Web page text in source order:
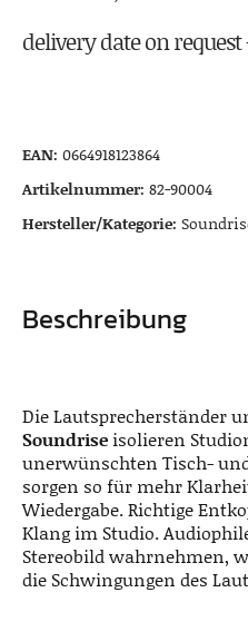
delivery date on request
EAN: 0664918123864
Artikelnummer: 82-90004
Hersteller/Kategorie:
Beschreibung
DieLautsprecherständer
Soundrise isolieren
unerwünschten Tisch-
sorgen so für mehr
Wiedergabe. Richtige
Klang im Studio.
Stereobild wahrnehmen,
die Schwingungen des